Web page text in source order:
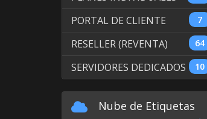
7
PORTAL DE CLIENTE
64
RESELLER (REVENTA)
10
SERVIDORES DEDICADOS
Nube de Etiquetas